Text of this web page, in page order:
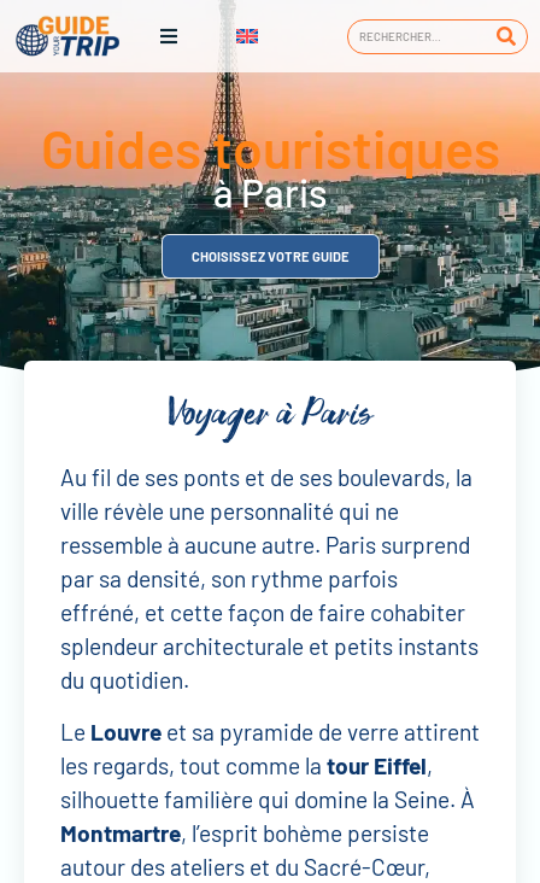
Guides touristiques
à Paris
CHOISISSEZ VOTRE GUIDE
Voyager à Paris
Au fil de ses ponts et de ses boulevards, la
ville révèle une personnalité qui ne
ressemble à aucune autre. Paris surprend
par sa densité, son rythme parfois
effréné, et cette façon de faire cohabiter
splendeur architecturale et petits instants
du quotidien.
Le Louvre et sa pyramide de verre attirent
les regards, tout comme la tour Eiffel,
silhouette familière qui domine la Seine. À
Montmartre, l’esprit bohème persiste
autour des ateliers et du Sacré-Cœur,